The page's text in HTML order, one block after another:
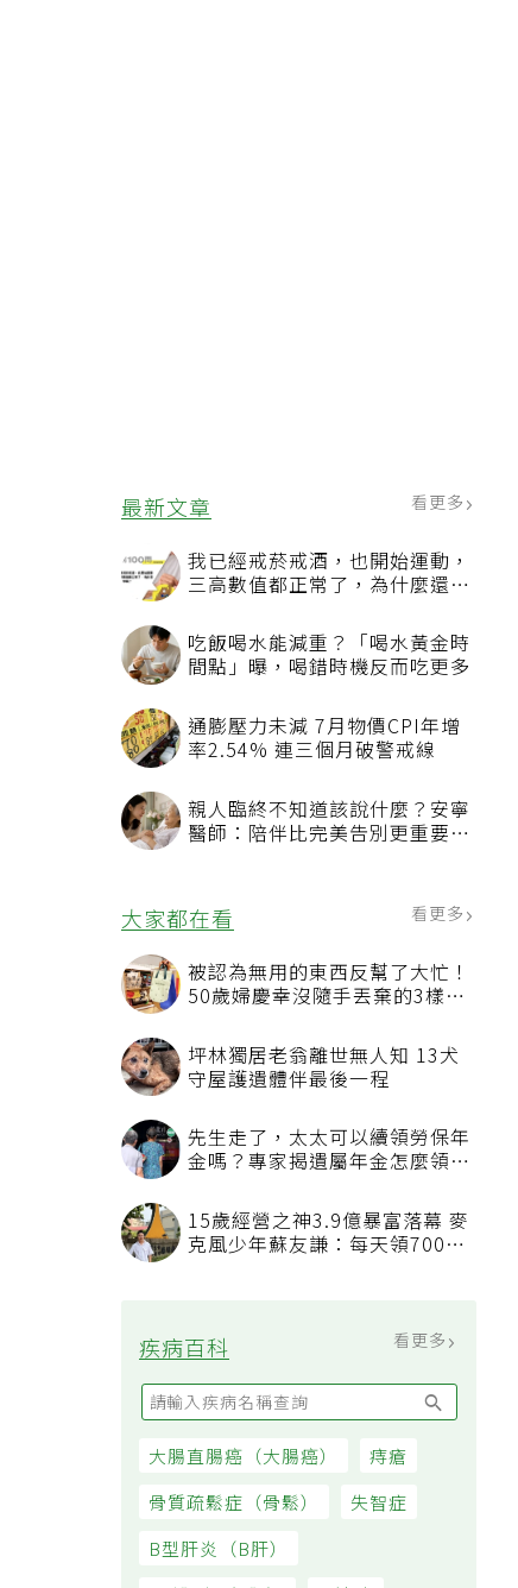
最新文章 看更多
我已經戒菸戒酒，也開始運動，
三高數值都正常了，為什麼還不
吃飯喝水能減重？「喝水黃金時
間點」曝，喝錯時機反而吃更多
通膨壓力未減 7月物價CPI年增
率2.54% 連三個月破警戒線
親人臨終不知道該說什麼？安寧
醫師：陪伴比完美告別更重要，
大家都在看
被認為無用的東西反幫了大忙！
50歲婦慶幸沒隨手丟棄的3樣物
坪林獨居老翁離世無人知 13犬
守屋護遺體伴最後一程
先生走了，太太可以續領勞保年
看順位還要看資格
15歲經營之神3.9億暴富落幕 麥
疾病百科